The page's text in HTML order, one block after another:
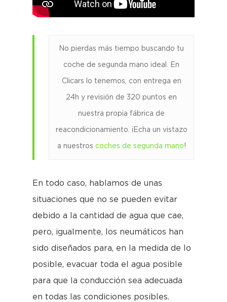
No pierdas más tiempo buscando tu
coche de segunda mano ideal. En
Clicars lo tenemos, con entrega en
24h y revisión de 320 puntos en
nuestra propia fábrica de
reacondicionamiento. ¡Echa un vistazo
a nuestros coches de segunda mano !
En todo caso, hablamos de unas
situaciones que no se pueden evitar
debido a la cantidad de agua que cae,
pero, igualmente, los neumáticos han
sido diseñados para, en la medida de lo
posible, evacuar toda el agua posible
para que la conducción sea adecuada
en todas las condiciones posibles.